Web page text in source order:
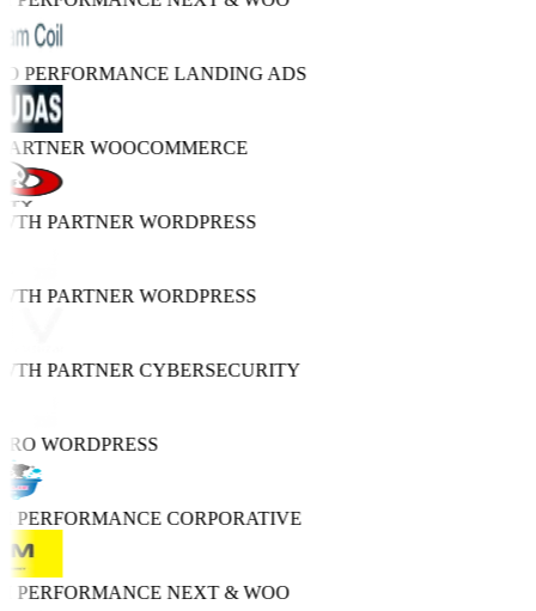
PERFORMANCELANDING ADS
WOOCOMMERCE
PARTNERWORDPRESS
PARTNERWORDPRESS
PARTNERCYBERSECURITY
WORDPRESS
PERFORMANCECORPORATIVE
PERFORMANCENEXT & WOO